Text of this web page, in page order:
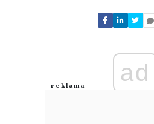
Nie znaleziono
Zostaw swoje
Anuluj
ad